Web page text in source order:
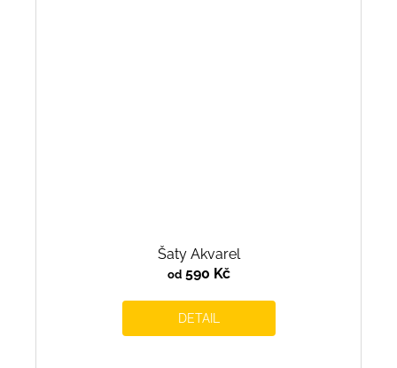
Šaty Akvarel
od590 Kč
DETAIL